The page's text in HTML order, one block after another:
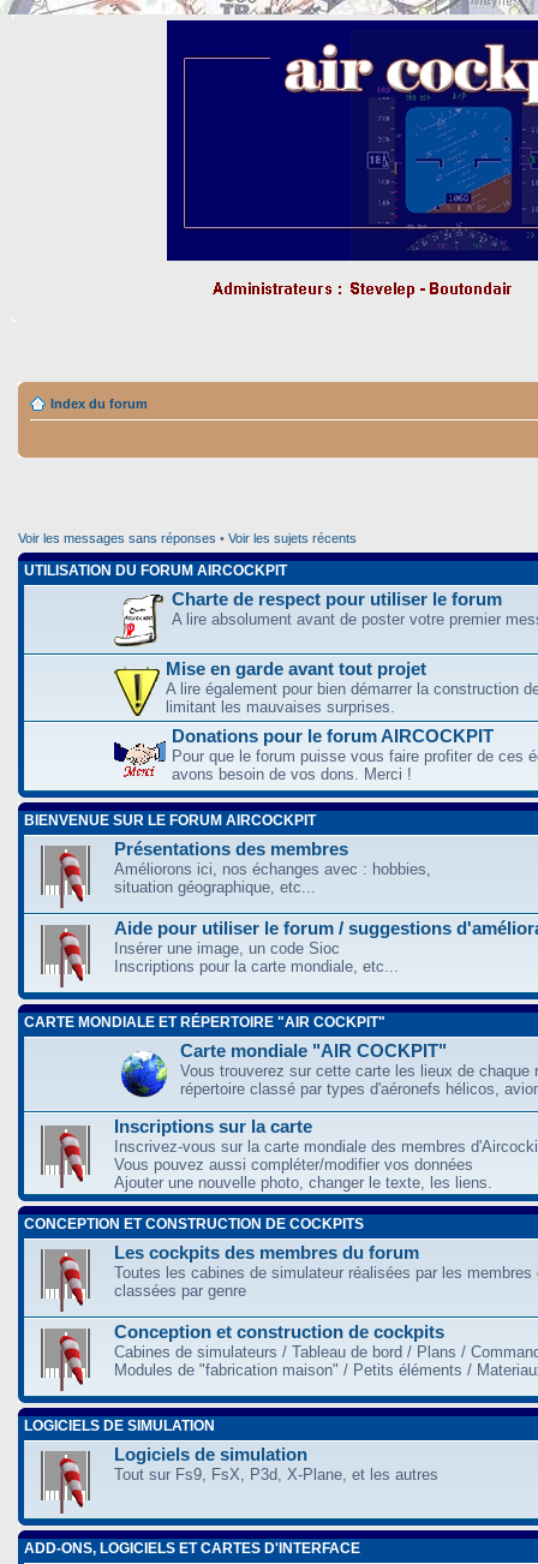
Index du forum
Voir les messages sans réponses • Voir les sujets récents
UTILISATION DU FORUM AIRCOCKPIT
Charte de respect pour utiliser le forum
A lire absolument avant de poster votre premier
Mise en garde avant tout projet
A lire également pour bien démarrer la construction
limitant les mauvaises surprises.
Donations pour le forum AIRCOCKPIT
Pour que le forum puisse vous faire profiter de ces
avons besoin de vos dons. Merci !
BIENVENUE SUR LE FORUM AIRCOCKPIT
Présentations des membres
Améliorons ici, nos échanges avec : hobbies,
situation géographique, etc...
Aide pour utiliser le forum / suggestions
Insérer une image, un code Sioc
Inscriptions pour la carte mondiale, etc...
CARTE MONDIALE ET RÉPERTOIRE "AIR COCKPIT"
Carte mondiale "AIR COCKPIT"
Vous trouverez sur cette carte les lieux de chaque
répertoire classé par types d'aéronefs hélicos,
Inscriptions sur la carte
Inscrivez-vous sur la carte mondiale des membres
Vous pouvez aussi compléter/modifier vos données
Ajouter une nouvelle photo, changer le texte, les liens.
CONCEPTION ET CONSTRUCTION DE COCKPITS
Les cockpits des membres du forum
Toutes les cabines de simulateur réalisées par les membres
classées par genre
Conception et construction de cockpits
Cabines de simulateurs / Tableau de bord / Plans /
Modules de "fabrication maison" / Petits éléments /
LOGICIELS DE SIMULATION
Logiciels de simulation
Tout sur Fs9, FsX, P3d, X-Plane, et les autres
ADD-ONS, LOGICIELS ET CARTES D'INTERFACE